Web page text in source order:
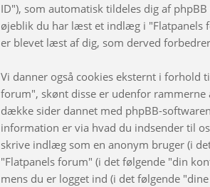
ID"), som automatisk tildeles dig af
øjeblik du har læst et indlæg i "Flatpanels
er blevet læst af dig, som derved
Vi danner også cookies eksternt i forhold
forum", skønt disse er udenfor
dække sider dannet med phpBB-
information er via hvad du indsender til
skrive indlæg som en anonym bruger (i
"Flatpanels forum" (i det følgende "din
mens du er logget ind (i det følgende